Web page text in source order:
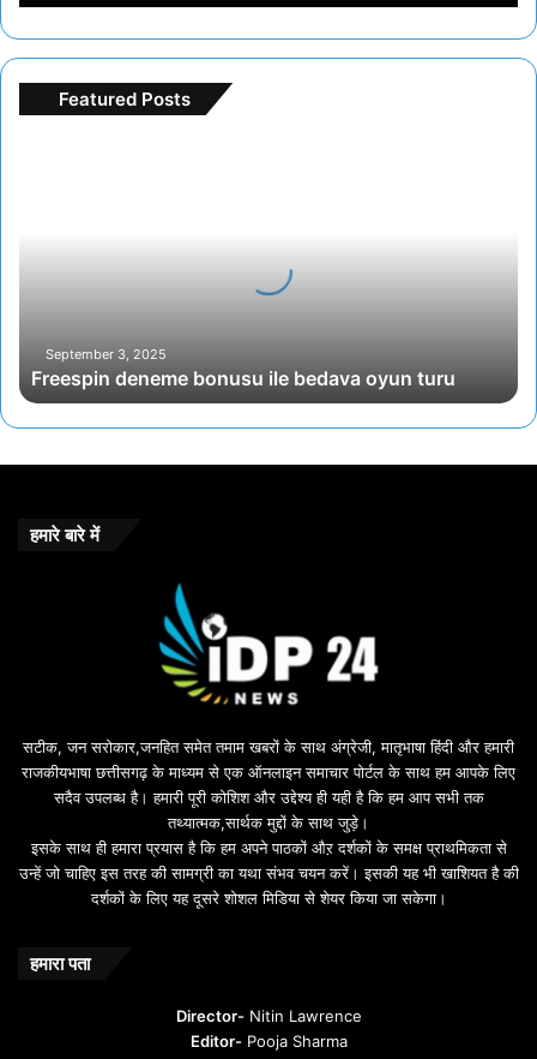
Featured Posts
September 3, 2025
Freespin deneme bonusu ile bedava oyun turu
हमारे बारे में
सटीक, जन सरोकार,जनहित समेत तमाम खबरों के साथ अंग्रेजी, मातृभाषा हिंदी और हमारी
राजकीयभाषा छत्तीसगढ़ के माध्यम से एक ऑनलाइन समाचार पोर्टल के साथ हम आपके लिए
सदैव उपलब्ध है। हमारी पूरी कोशिश और उद्देश्य ही यही है कि हम आप सभी तक
तथ्यात्मक,सार्थक मुद्दों के साथ जुड़े।
इसके साथ ही हमारा प्रयास है कि हम अपने पाठकों औऱ दर्शकों के समक्ष प्राथमिकता से
उन्हें जो चाहिए इस तरह की सामग्री का यथा संभव चयन करें। इसकी यह भी खाशियत है की
दर्शकों के लिए यह दूसरे शोशल मिडिया से शेयर किया जा सकेगा।
हमारा पता
Director-Nitin Lawrence
Editor-Pooja Sharma